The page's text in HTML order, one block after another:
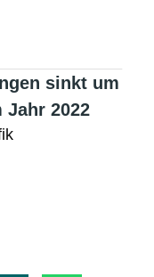
sinkt um
Jahr 2022